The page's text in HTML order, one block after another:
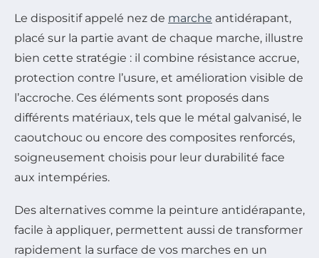
Le dispositif appelé nez de marche antidérapant,
placé sur la partie avant de chaque marche, illustre
bien cette stratégie : il combine résistance accrue,
protection contre l’usure, et amélioration visible de
l’accroche. Ces éléments sont proposés dans
différents matériaux, tels que le métal galvanisé, le
caoutchouc ou encore des composites renforcés,
soigneusement choisis pour leur durabilité face
aux intempéries.
Des alternatives comme la peinture antidérapante,
facile à appliquer, permettent aussi de transformer
rapidement la surface de vos marches en un